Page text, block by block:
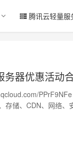
腾讯云轻量服
务器优惠活动
存储、CDN、网络